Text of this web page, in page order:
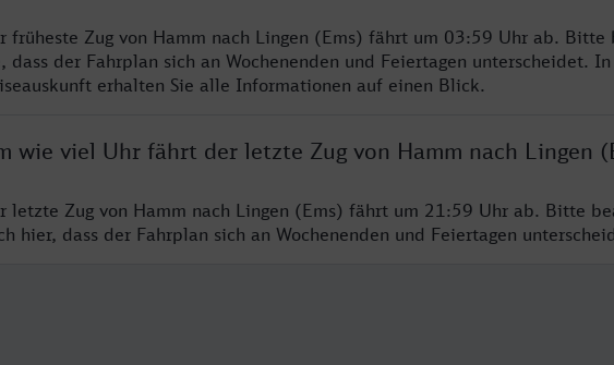
früheste Zug von Hamm nach Lingen (Ems) fährt um 03:59 Uhr ab. Bitte
dass der Fahrplan sich an Wochenenden und Feiertagen unterscheidet.
erhalten Sie alle Informationen auf einen Blick.
wie viel Uhr fährt der letzte Zug von Hamm nach Lingen
letzte Zug von Hamm nach Lingen (Ems) fährt um 21:59 Uhr ab. Bitte
hier, dass der Fahrplan sich an Wochenenden und Feiertagen